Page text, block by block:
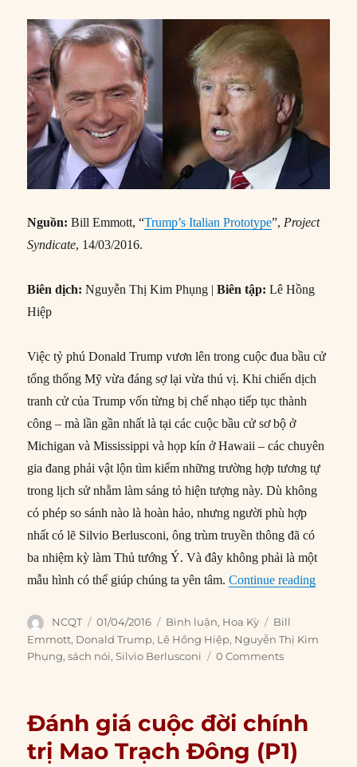
Nguồn: Bill Emmott, “Trump’s Italian Prototype”,Project
Syndicate, 14/03/2016.
Biên dịch: Nguyễn Thị Kim Phụng |Biên tập: Lê Hồng
Hiệp
Việc tỷ phú Donald Trump vươn lên trong cuộc đua bầu cử
tổng thống Mỹ vừa đáng sợ lại vừa thú vị. Khi chiến dịch
tranh cử của Trump vốn từng bị chế nhạo tiếp tục thành
công – mà lần gần nhất là tại các cuộc bầu cử sơ bộ ở
Michigan và Mississippi và họp kín ở Hawaii – các chuyên
gia đang phải vật lộn tìm kiếm những trường hợp tương tự
trong lịch sử nhằm làm sáng tỏ hiện tượng này. Dù không
có phép so sánh nào là hoàn hảo, nhưng người phù hợp
nhất có lẽ Silvio Berlusconi, ông trùm truyền thông đã có
ba nhiệm kỳ làm Thủ tướng Ý. Và đây không phải là một
mẫu hình có thể giúp chúng ta yên tâm.Continue reading“Silvio
Author
NCQT
Posted
on
01/04/2016 Categories
Bình luận, Hoa Kỳ Tags
Bill
Emmott, Donald Trump, Lê Hồng Hiệp, Nguyễn Thị Kim
Phụng,sách nói,Silvio Berlusconi 0 Comments
Đánh giá cuộc đời chính
trị Mao Trạch Đông (P1)